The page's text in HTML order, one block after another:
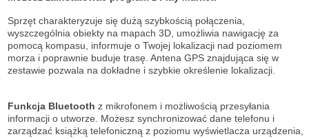
Sprzęt charakteryzuje się dużą szybkością połączenia,
wyszczególnia obiekty na mapach 3D, umożliwia nawigację za
pomocą kompasu, informuje o Twojej lokalizacji nad poziomem
morza i poprawnie buduje trasę. Antena GPS znajdująca się w
zestawie pozwala na dokładne i szybkie określenie lokalizacji.
Funkcja Bluetooth z mikrofonem i możliwością przesyłania
informacji o utworze. Możesz synchronizować dane telefonu i
zarządzać książką telefoniczną z poziomu wyświetlacza urządzenia,